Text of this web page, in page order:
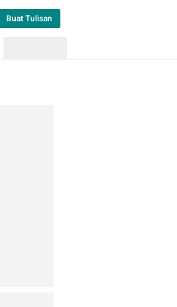
Buat Tulisan